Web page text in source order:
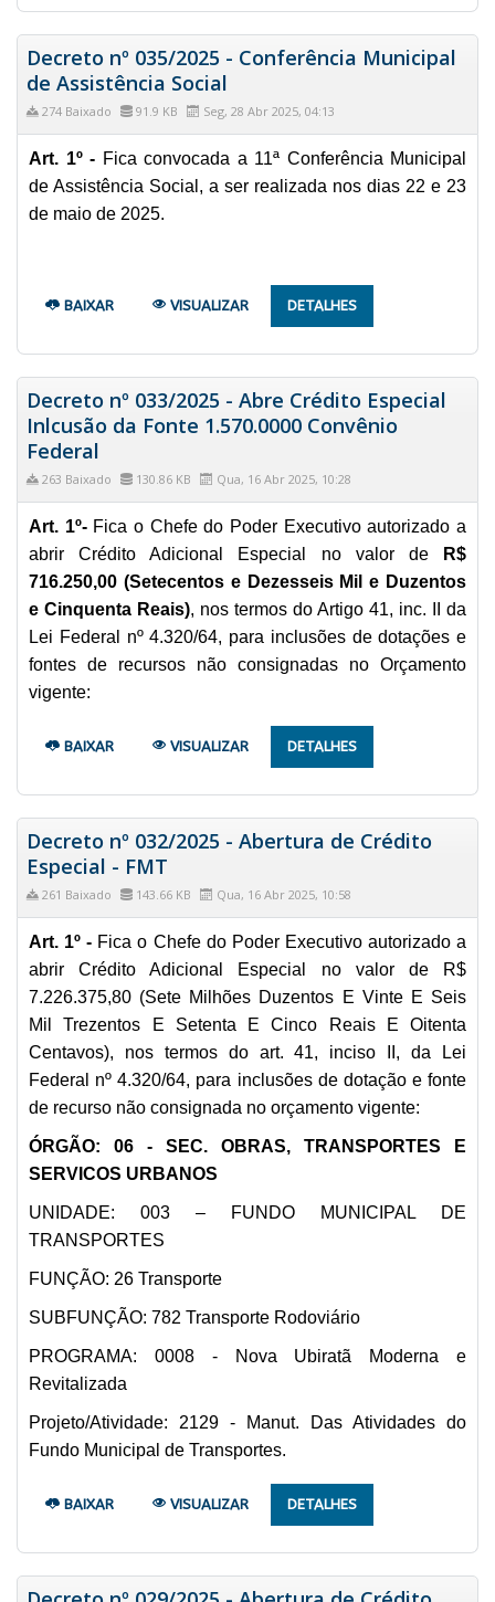
Decreto nº 035/2025 - Conferência Municipal
de Assistência Social
274 Baixado 91.9 KB Seg, 28 Abr 2025, 04:13
Art. 1º - Fica convocada a 11ª Conferência Municipal
de Assistência Social, a ser realizada nos dias 22 e 23
de maio de 2025.
BAIXAR VISUALIZAR DETALHES
Decreto nº 033/2025 - Abre Crédito Especial
Inlcusão da Fonte 1.570.0000 Convênio
Federal
263 Baixado 130.86 KB Qua, 16 Abr 2025, 10:28
Art. 1º- Fica o Chefe do Poder Executivo autorizado a
abrir Crédito Adicional Especial no valor de
R$
716.250,00 (Setecentos e Dezesseis Mil e Duzentos
e Cinquenta Reais), nos termos do Artigo 41, inc. II da
Lei Federal nº 4.320/64, para inclusões de dotações e
fontes de recursos não consignadas no Orçamento
vigente:
BAIXAR VISUALIZAR DETALHES
Decreto nº 032/2025 - Abertura de Crédito
Especial - FMT
261 Baixado 143.66 KB Qua, 16 Abr 2025, 10:58
Art. 1º - Fica o Chefe do Poder Executivo autorizado a
abrir Crédito Adicional Especial no valor de R$
7.226.375,80 (Sete Milhões Duzentos E Vinte E Seis
Mil Trezentos E Setenta E Cinco Reais E Oitenta
Centavos), nos termos do art. 41, inciso II, da Lei
Federal nº 4.320/64, para inclusões de dotação e fonte
de recurso não consignada no orçamento vigente:
ÓRGÃO: 06 - SEC. OBRAS, TRANSPORTES E
SERVICOS URBANOS
UNIDADE: 003 – FUNDO MUNICIPAL DE
TRANSPORTES
FUNÇÃO: 26 Transporte
SUBFUNÇÃO: 782 Transporte Rodoviário
PROGRAMA: 0008 - Nova Ubiratã Moderna e
Revitalizada
Projeto/Atividade: 2129 - Manut. Das Atividades do
Fundo Municipal de Transportes.
BAIXAR VISUALIZAR DETALHES